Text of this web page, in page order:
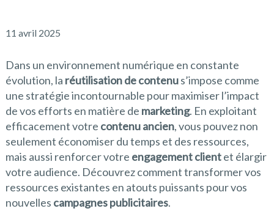
11 avril 2025
Dans un environnement numérique en constante
évolution, la réutilisation de contenus’impose comme
une stratégie incontournable pour maximiser l’impact
de vos efforts en matière de marketing. En exploitant
efficacement votre contenu ancien, vous pouvez non
seulement économiser du temps et des ressources,
mais aussi renforcer votre engagement clientet élargir
votre audience. Découvrez comment transformer vos
ressources existantes en atouts puissants pour vos
nouvelles campagnes publicitaires.